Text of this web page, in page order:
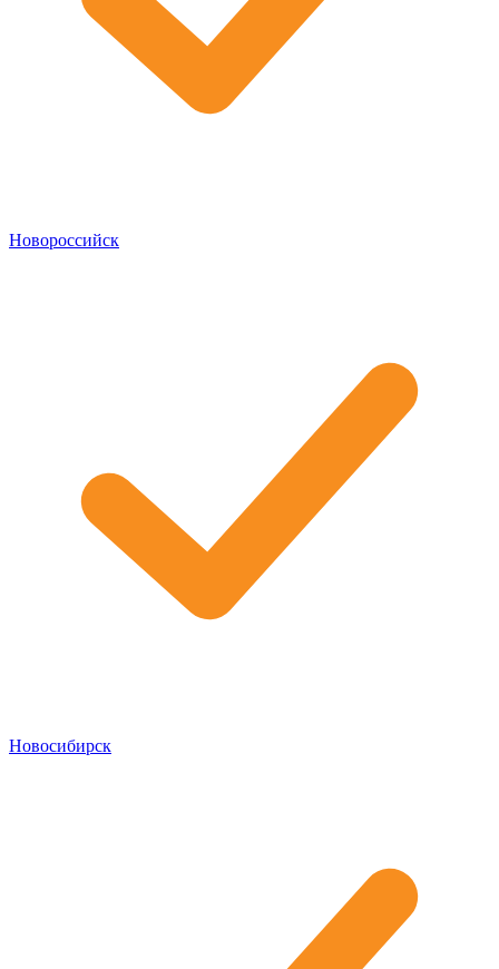
Новороссийск
Новосибирск